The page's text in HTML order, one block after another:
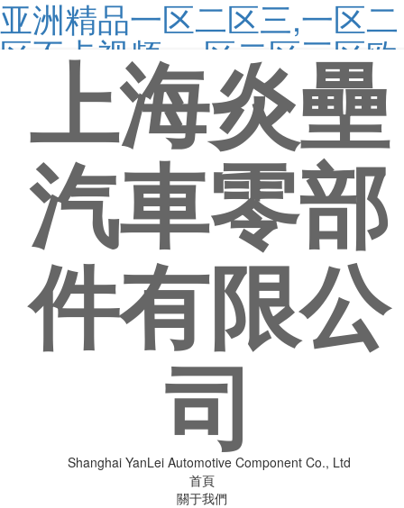
亚洲精品一区二区三,一区二
区不卡视频,一区二区三区欧
美在线
上海炎壘
汽車零部
件有限公
司
Shanghai YanLei Automotive Component Co., Ltd
首頁
關于我們
品質
累積點滴改進，邁向完美品質
高效
快速反應，雷厲風行，持續改善，防范未然
創新
創新求突破，科技促發展
2006年9月公司高層決定成立“上海炎吉實業有限公司”，經歷了
兩年汽車行業的發展，公司高層再次決議收購“上海銀洲塑料涂
裝有限公司”，上海銀洲涂裝有限公司在2003年1月9日成立于
東海之濱的上海市奉賢區四團鎮，坐落在有著“長壽之鄉”和“醉
美四團”美譽之稱地四團工業園區。時至今日，公司在四團工業